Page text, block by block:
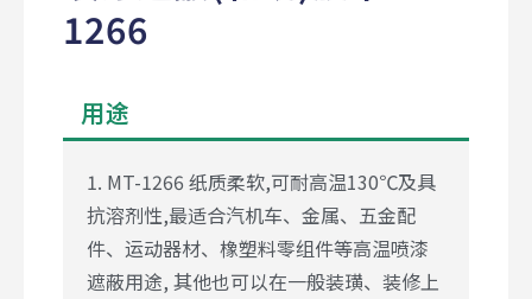
1266
用途
1. MT-1266 纸质柔软,可耐高温130℃及具
抗溶剂性,最适合汽机车、金属、五金配
件、运动器材、橡塑料零组件等高温喷漆
遮蔽用途, 其他也可以在一般装璜、装修上